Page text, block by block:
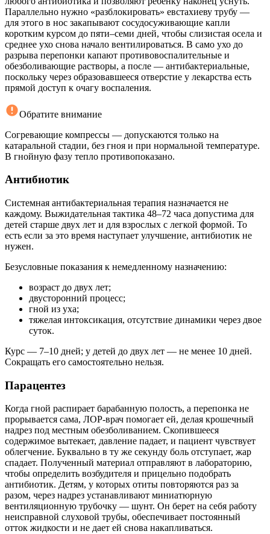
Параллельно нужно «разблокировать» евстахиеву трубу —
для этого в нос закапывают сосудосуживающие капли
коротким курсом до пяти–семи дней, чтобы слизистая осела и
среднее ухо снова начало вентилироваться. В само ухо до
разрыва перепонки капают противовоспалительные и
обезболивающие растворы, а после — антибактериальные,
поскольку через образовавшееся отверстие у лекарства есть
прямой доступ к очагу воспаления.
Обратите внимание
Согревающие компрессы — допускаются только на
катаральной стадии, без гноя и при нормальной температуре.
В гнойную фазу тепло противопоказано.
Антибиотик
Системная антибактериальная терапия назначается не
каждому. Выжидательная тактика 48–72 часа допустима для
детей старше двух лет и для взрослых с легкой формой. То
есть если за это время наступает улучшение, антибиотик не
нужен.
Безусловные показания к немедленному назначению:
возраст до двух лет;
двусторонний процесс;
гной из уха;
тяжелая интоксикация, отсутствие динамики через двое
суток.
Курс — 7–10 дней; у детей до двух лет — не менее 10 дней.
Сокращать его самостоятельно нельзя.
Парацентез
Когда гной распирает барабанную полость, а перепонка не
прорывается сама, ЛОР-врач помогает ей, делая крошечный
надрез под местным обезболиванием. Скопившееся
содержимое вытекает, давление падает, и пациент чувствует
облегчение. Буквально в ту же секунду боль отступает, жар
спадает. Полученный материал отправляют в лабораторию,
чтобы определить возбудителя и прицельно подобрать
антибиотик. Детям, у которых отиты повторяются раз за
разом, через надрез устанавливают миниатюрную
вентиляционную трубочку — шунт. Он берет на себя работу
неисправной слуховой трубы, обеспечивает постоянный
отток жидкости и не дает ей снова накапливаться.